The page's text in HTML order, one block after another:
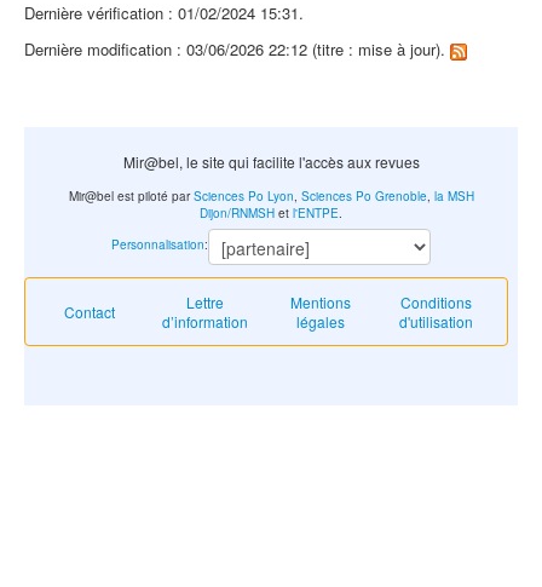
Dernière vérification : 01/02/2024 15:31.
Dernière modification : 03/06/2026 22:12 (titre : mise à jour).
Mir@bel, le site qui facilite l'accès aux revues
Contact
Lettre
d’information
Mentions
légales
Conditions
d'utilisation
Mir@bel est piloté parSciences Po Lyon Sciences Po Grenoble, la MSH
Dijon/RNMSH et l'ENTPE
Personnalisation: